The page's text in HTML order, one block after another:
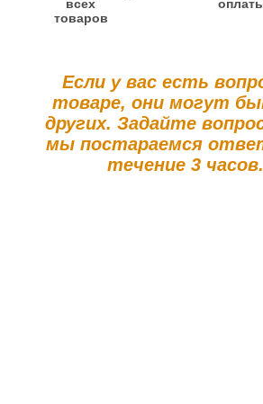
всех
товаров
Если у вас есть
товаре, они могут
других. Задайте
мы постараемся
течение 3 часов.